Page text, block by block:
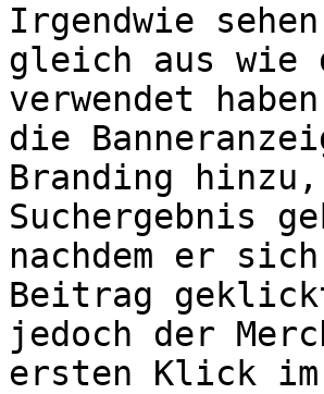
Irgendwie
gleich aus wie
verwendet
die
Branding
Suchergebnis
nachdem er
Beitrag
jedoch der
ersten Klick im